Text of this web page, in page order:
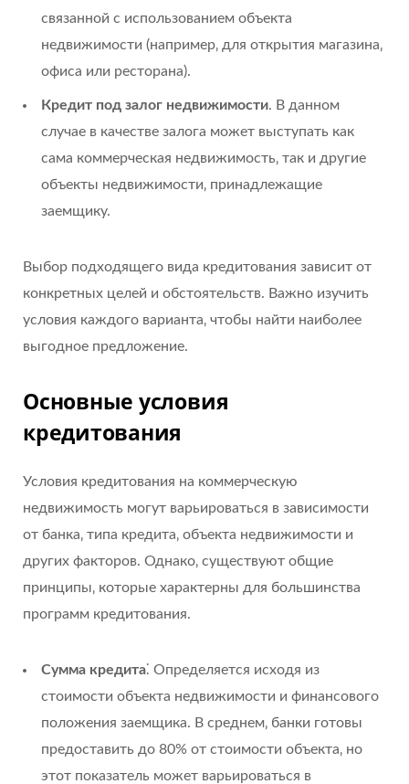
связанной с использованием объекта
недвижимости (например‚ для открытия магазина‚
офиса или ресторана).
Кредит под залог недвижимости. В данном
случае в качестве залога может выступать как
сама коммерческая недвижимость‚ так и другие
объекты недвижимости‚ принадлежащие
заемщику.
Выбор подходящего вида кредитования зависит от
конкретных целей и обстоятельств. Важно изучить
условия каждого варианта‚ чтобы найти наиболее
выгодное предложение.
Основные условия
кредитования
Условия кредитования на коммерческую
недвижимость могут варьироваться в зависимости
от банка‚ типа кредита‚ объекта недвижимости и
других факторов. Однако‚ существуют общие
принципы‚ которые характерны для большинства
программ кредитования.
Сумма кредита⁚ Определяется исходя из
стоимости объекта недвижимости и финансового
положения заемщика. В среднем‚ банки готовы
предоставить до 80% от стоимости объекта‚ но
этот показатель может варьироваться в